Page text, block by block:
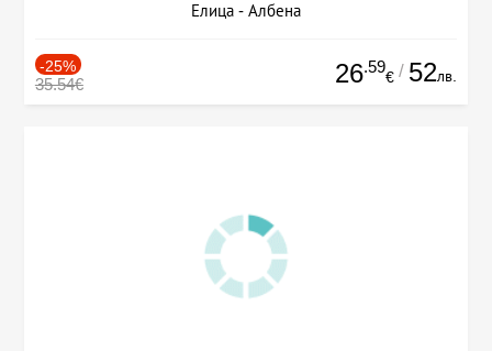
Елица - Албена
-25%
35.54€ 26.59
€ / 52лв.